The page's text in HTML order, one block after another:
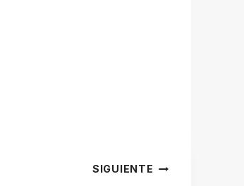
SIGUIENTE